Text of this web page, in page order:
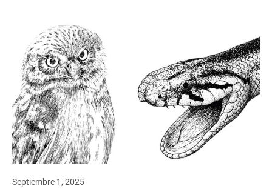
Septiembre 1, 2025